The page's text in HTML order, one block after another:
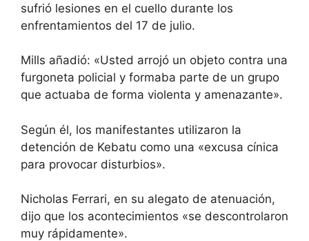
sufrió lesiones en el cuello durante los
enfrentamientos del 17 de julio.
Mills añadió: «Usted arrojó un objeto contra una
furgoneta policial y formaba parte de un grupo
que actuaba de forma violenta y amenazante».
Según él, los manifestantes utilizaron la
detención de Kebatu como una «excusa cínica
para provocar disturbios».
Nicholas Ferrari, en su alegato de atenuación,
dijo que los acontecimientos «se descontrolaron
muy rápidamente».